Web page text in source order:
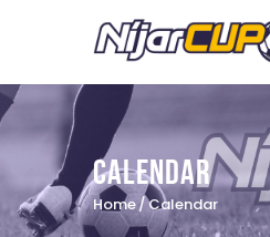
Calendar
Home Calendar
Inicio
Dossier